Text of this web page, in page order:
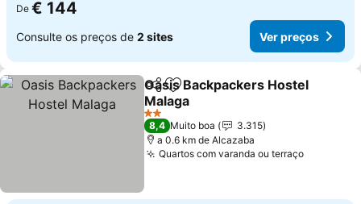
De € 144
Consulte os preços de 2 sites Ver preços
PartilharAdicionar aos favoritos
Oasis Backpackers Hostel
Malaga
2 Estrelas
8,4 Muito boa
3.315
a 0.6 km de Alcazaba
Quartos com varanda ou terraço